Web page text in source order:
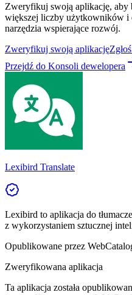
Zweryfikuj swoją aplikację, aby
większej liczby użytkowników i
narzędzia wspierające rozwój.
Zweryfikuj swoją aplikację
Przejdź do Konsoli dewelopera
Lexibird Translate
Lexibird to aplikacja do
z wykorzystaniem sztucznej
Opublikowane przez
Zweryfikowana aplikacja
Ta aplikacja została